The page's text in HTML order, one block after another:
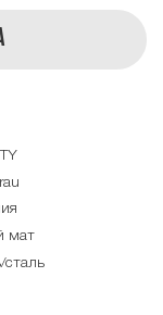
мат
сталь